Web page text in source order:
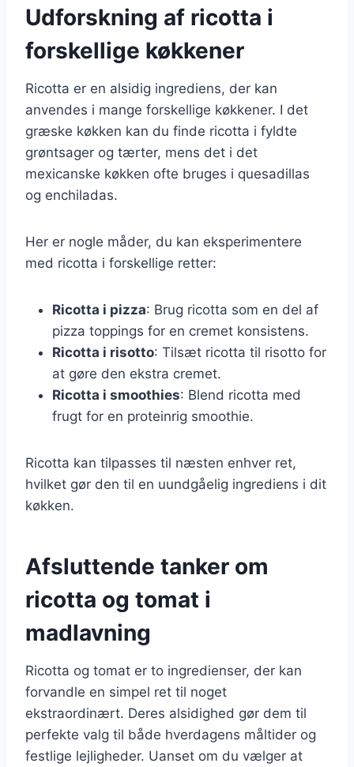
Udforskning af ricotta i
forskellige køkkener
Ricotta er en alsidig ingrediens, der kan
anvendes i mange forskellige køkkener. I det
græske køkken kan du finde ricotta i fyldte
grøntsager og tærter, mens det i det
mexicanske køkken ofte bruges i quesadillas
og enchiladas.
Her er nogle måder, du kan eksperimentere
med ricotta i forskellige retter:
Ricotta i pizza: Brug ricotta som en del af
pizza toppings for en cremet konsistens.
Ricotta i risotto: Tilsæt ricotta til risotto for
at gøre den ekstra cremet.
Ricotta i smoothies: Blend ricotta med
frugt for en proteinrig smoothie.
Ricotta kan tilpasses til næsten enhver ret,
hvilket gør den til en uundgåelig ingrediens i dit
køkken.
Afsluttende tanker om
ricotta og tomat i
madlavning
Ricotta og tomat er to ingredienser, der kan
forvandle en simpel ret til noget
ekstraordinært. Deres alsidighed gør dem til
perfekte valg til både hverdagens måltider og
festlige lejligheder. Uanset om du vælger at